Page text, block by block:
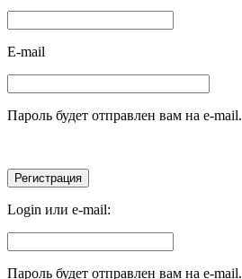
E-mail
Пароль будет отправлен вам на e-mail.
Login или e-mail:
Пароль будет отправлен вам на e-mail.